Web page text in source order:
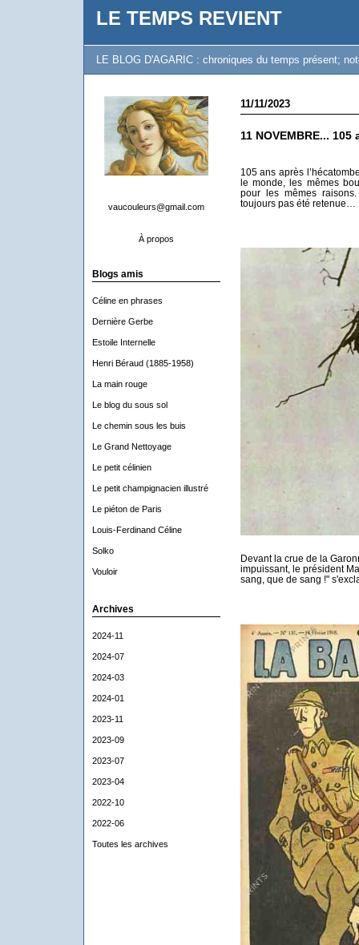
LE TEMPS REVIENT
LE BLOG D'AGARIC : chroniques du temps présent;
vaucouleurs@gmail.com
À propos
Blogs amis
Céline en phrases
Dernière Gerbe
Estoile Internelle
Henri Béraud (1885-1958)
La main rouge
Le blog du sous sol
Le chemin sous les buis
Le Grand Nettoyage
Le petit célinien
Le petit champignacien illustré
Le piéton de Paris
Louis-Ferdinand Céline
Solko
Vouloir
Archives
2024-11
2024-07
2024-03
2024-01
2023-11
2023-09
2023-07
2023-04
2022-10
2022-06
Toutes les archives
11/11/2023
11 NOVEMBRE...
105 ans après
le monde, les mêmes
pour les mêmes
toujours pas été retenue…
Devant la crue de la
impuissant, le président
sang, que de sang !"